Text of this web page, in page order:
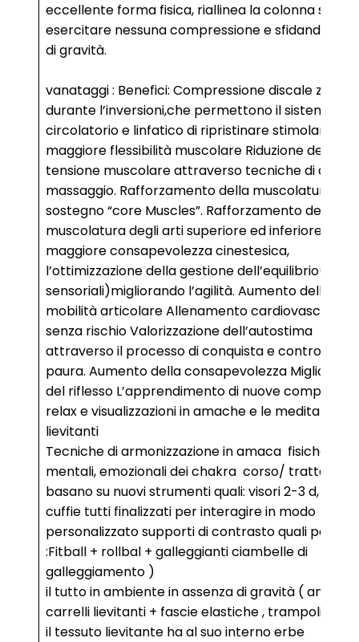
eccellente forma fisica, riallinea la colonna senza
esercitare nessuna compressione e sfidando la
di gravità.
vanataggi : Benefici: Compressione discale zero
durante l’inversioni,che permettono il sistema
circolatorio e linfatico di ripristinare stimolando lA
maggiore flessibilità muscolare Riduzione della
tensione muscolare attraverso tecniche di auto
massaggio. Rafforzamento della muscolatura di
sostegno “core Muscles”. Rafforzamento della
muscolatura degli arti superiore ed inferiore. Una
maggiore consapevolezza cinestesica,
l’ottimizzazione della gestione
sensoriali)migliorando l’agilità. Aumento della
mobilità articolare Allenamento cardiovascolare
senza rischio Valorizzazione dell’autostima
attraverso il processo di conquista e controllo
paura. Aumento della consapevolezza
del riflesso L’apprendimento di nuove
relax e visualizzazioni in amache e le meditazioni
lievitanti
Tecniche di armonizzazione in amaca fisiche,
mentali, emozionali dei chakra corso/
basano su nuovi strumenti quali: visori 2-3 d,
cuffie tutti finalizzati per interagire in modo
personalizzato supporti di contrasto quali palle
:Fitball + rollbal + galleggianti ciambelle di
galleggiamento )
il tutto in ambiente in assenza di gravità (
carrelli lievitanti + fascie elastiche , trampolinie
il tessuto lievitante ha al suo interno erbe